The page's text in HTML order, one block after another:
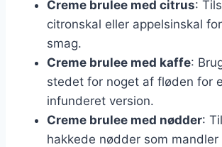
Creme brulee med citrus:
citronskal eller appelsinskal
smag.
Creme brulee med kaffe:
stedet for noget af fløden for
infunderet version.
Creme brulee med nødder:
hakkede nødder som mandler